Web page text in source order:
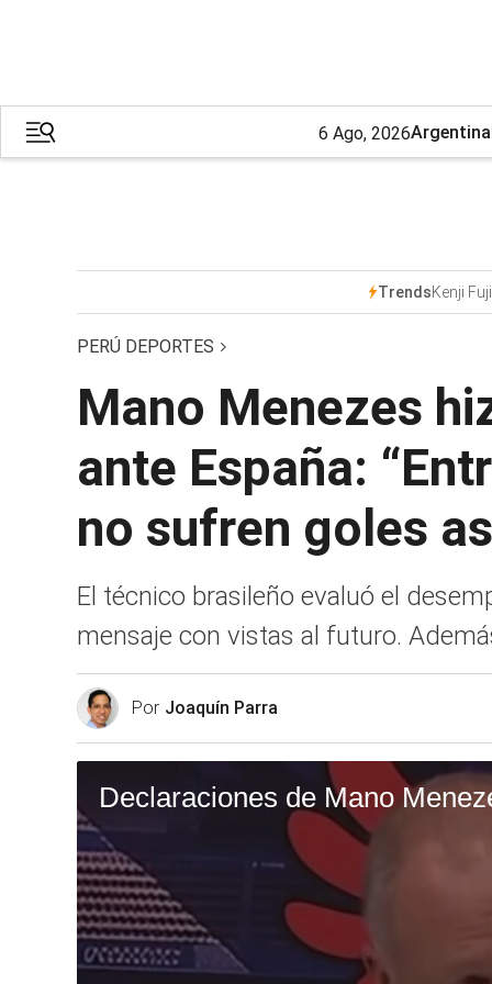
6 Ago, 2026Argentina
TrendsKenji
PERÚ DEPORTES
Mano Menezes
ante España:
no sufren goles
El técnico brasileño evaluó el
mensaje con vistas al futuro.
Por Joaquín Parra
Declaraciones de Mano